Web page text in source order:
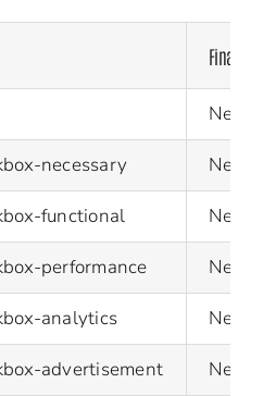
Finalitat
necessary
functional
performance
analytics
advertisement